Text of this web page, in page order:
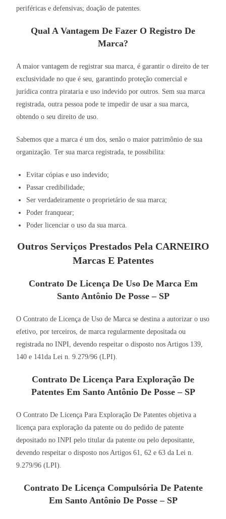
periféricas e defensivas; doação de patentes.
Qual A Vantagem De Fazer O Registro De
Marca?
A maior vantagem de registrar sua marca, é garantir o direito de ter
exclusividade no que é seu, garantindo proteção comercial e
jurídica contra pirataria e uso indevido por outros. Sem sua marca
registrada, outra pessoa pode te impedir de usar a sua marca,
obtendo o seu direito de uso.
Sabemos que a marca é um dos, senão o maior patrimônio de sua
organização. Ter sua marca registrada, te possibilita:
Evitar cópias e uso indevido;
Passar credibilidade;
Ser verdadeiramente o proprietário de sua marca;
Poder franquear;
Poder licenciar o uso da sua marca.
Outros Serviços Prestados Pela CARNEIRO
Marcas E Patentes
Contrato De Licença De Uso De Marca Em
Santo Antônio De Posse – SP
O Contrato de Licença de Uso de Marca se destina a autorizar o uso
efetivo, por terceiros, de marca regularmente depositada ou
registrada no INPI, devendo respeitar o disposto nos Artigos 139,
140 e 141da Lei n. 9.279/96 (LPI).
Contrato De Licença Para Exploração De
Patentes Em Santo Antônio De Posse – SP
O Contrato De Licença Para Exploração De Patentes objetiva a
licença para exploração da patente ou do pedido de patente
depositado no INPI pelo titular da patente ou pelo depositante,
devendo respeitar o disposto nos Artigos 61, 62 e 63 da Lei n.
9.279/96 (LPI).
Contrato De Licença Compulsória De Patente
Em Santo Antônio De Posse – SP